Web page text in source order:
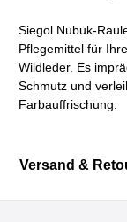
Siegol Nubuk-
Pflegemittel für
Wildleder. Es
Schmutz und
Farbauffrischung.
Versand &